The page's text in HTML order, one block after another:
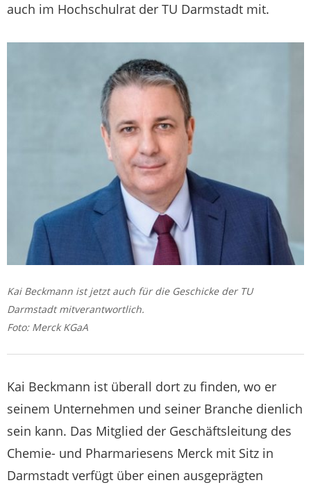
auch im Hochschulrat der TU Darmstadt mit.
Kai Beckmann ist jetzt auch für die Geschicke der TU
Darmstadt mitverantwortlich.
Foto: Merck KGaA
Kai Beckmann ist überall dort zu finden, wo er
seinem Unternehmen und seiner Branche dienlich
sein kann. Das Mitglied der Geschäftsleitung des
Chemie- und Pharmariesens Merck mit Sitz in
Darmstadt verfügt über einen ausgeprägten